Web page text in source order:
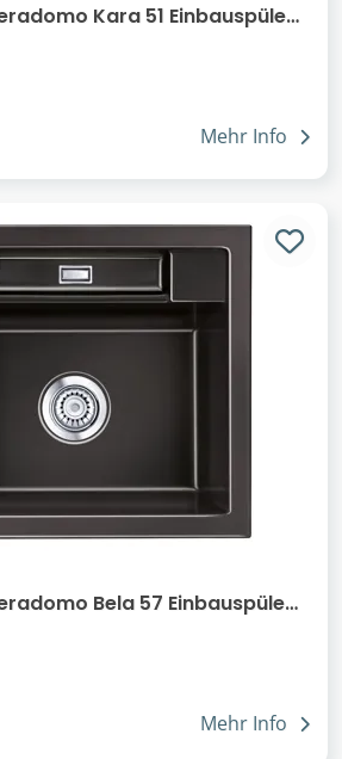
Kara 51 Einbauspüle
Mehr Info
Bela 57 Einbauspüle
ohne Hahnlochbohrung
Mehr Info